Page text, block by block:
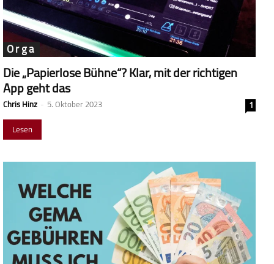
Orga
Die „Papierlose Bühne“? Klar, mit der richtigen
App geht das
Chris Hinz - 5. Oktober 2023
1
Lesen